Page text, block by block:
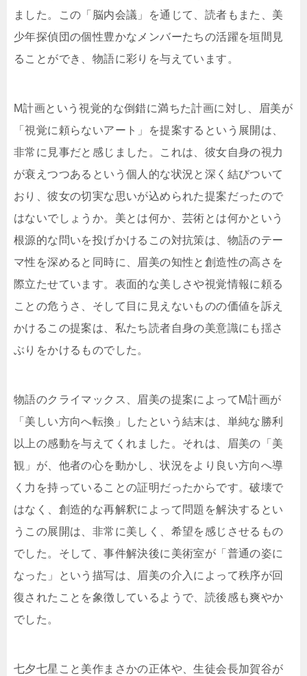
ました。この「脳内会議」を通じて、読者もまた、美
少年探偵団の個性豊かなメンバーたちの活躍を垣間見
ることができ、物語に彩りを与えています。
M計画という視覚的な倒錯に満ちた計画に対し、眉美が
「視覚に頼らないアート」を提案するという展開は、
非常に見事だと感じました。これは、彼女自身の視力
が衰えつつあるという個人的な状況と深く結びついて
おり、彼女の切実な思いが込められた提案だったので
はないでしょうか。美とは何か、芸術とは何かという
根源的な問いを投げかけるこの対抗策は、物語のテー
マ性を深めると同時に、眉美の知性と創造性の高さを
際立たせています。表面的な美しさや視覚情報に頼る
ことの危うさ、そして目に見えないものの価値を訴え
かけるこの提案は、私たち読者自身の美意識にも揺さ
ぶりをかけるものでした。
物語のクライマックス、眉美の提案によってM計画が
「美しい方向へ転換」したという結末は、単純な勝利
以上の感動を与えてくれました。それは、眉美の「美
観」が、他者の心を動かし、状況をより良い方向へ導
く力を持っていることの証明だったからです。破壊で
はなく、創造的な再解釈によって問題を解決するとい
うこの展開は、非常に美しく、希望を感じさせるもの
でした。そして、事件解決後に美術室が「普通の姿に
なった」という描写は、眉美の介入によって秩序が回
復されたことを象徴しているようで、読後感も爽やか
でした。
七夕七星こと美作まさかの正体や、生徒会長加賀谷が